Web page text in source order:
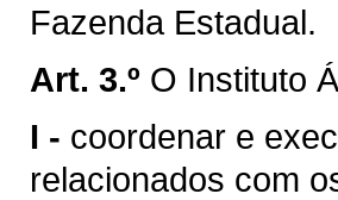
Fazenda Estadual.
Art. 3.º O Instituto
I - coordenar e
relacionados com